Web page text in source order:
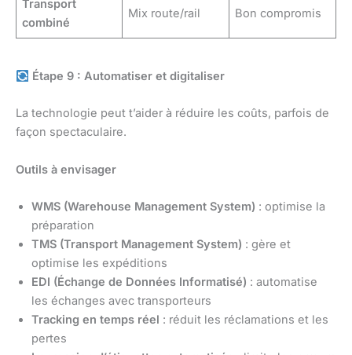
Transport
combiné
Mix route/rail Bon compromis
Étape 9 : Automatiser et digitaliser
La technologie peut t’aider à réduire les coûts, parfois de
façon spectaculaire.
Outils à envisager
WMS (Warehouse Management System) : optimise la
préparation
TMS (Transport Management System) : gère et
optimise les expéditions
EDI (Échange de Données Informatisé) : automatise
les échanges avec transporteurs
Tracking en temps réel : réduit les réclamations et les
pertes